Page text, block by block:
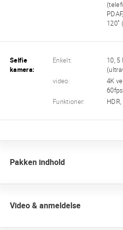
120˚
Selfie
kamera:
Enkelt:
10, 5
video:
4K
60fps
Funktioner:
Pakken indhold
Video & anmeldelse